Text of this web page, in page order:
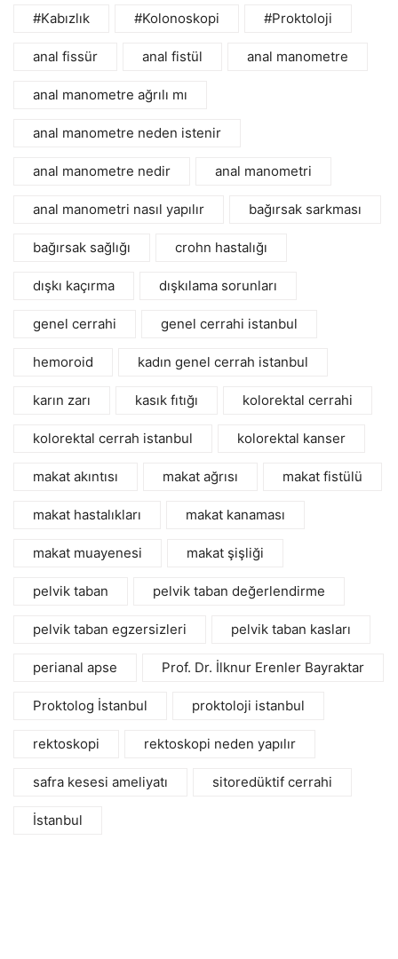
#Kabızlık #Kolonoskopi #Proktoloji
anal fissür anal fistül anal manometre
anal manometre ağrılı mı
anal manometre neden istenir
anal manometre nedir anal manometri
anal manometri nasıl yapılır bağırsak sarkması
bağırsak sağlığı crohn hastalığı
dışkı kaçırma dışkılama sorunları
genel cerrahi genel cerrahi istanbul
hemoroid kadın genel cerrah istanbul
karın zarı kasık fıtığı kolorektal cerrahi
kolorektal cerrah istanbul kolorektal kanser
makat akıntısı makat ağrısı makat fistülü
makat hastalıkları makat kanaması
makat muayenesi makat şişliği
pelvik taban pelvik taban değerlendirme
pelvik taban egzersizleri pelvik taban kasları
perianal apse Prof. Dr. İlknur Erenler Bayraktar
Proktolog İstanbul proktoloji istanbul
rektoskopi rektoskopi neden yapılır
safra kesesi ameliyatı sitoredüktif cerrahi
İstanbul